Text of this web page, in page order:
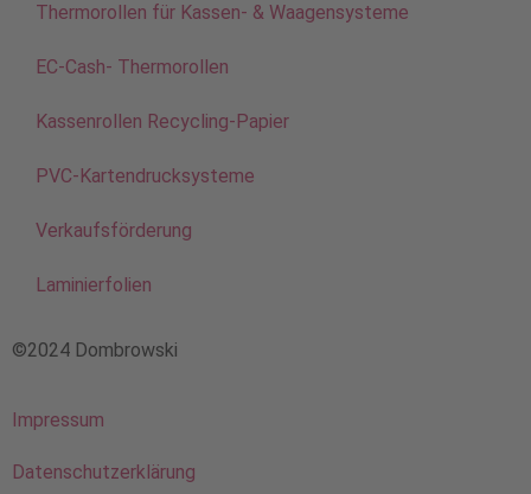
Thermorollen für Kassen- & Waagensysteme
EC-Cash- Thermorollen
Kassenrollen Recycling-Papier
PVC-Kartendrucksysteme
Verkaufsförderung
Laminierfolien
©2024 Dombrowski
Impressum
Datenschutzerklärung